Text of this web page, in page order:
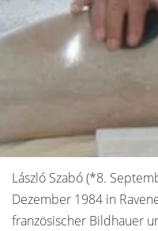
László Szabó (*8.
Dezember 1984 in
französischer Bildhauer